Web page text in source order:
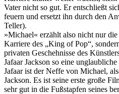
Vater nicht so gut. Er entschließt
feuern und ersetzt ihn durch den
Teller).
»Michael« erzählt also nicht nur
Karriere des „King of Pop“,
privaten Geschehnisse des
Jafaar Jackson so eine
Jafaar ist der Neffe von Michael,
Jackson. Es ist seine erste große
sehr gut in die Fußstapfen seines